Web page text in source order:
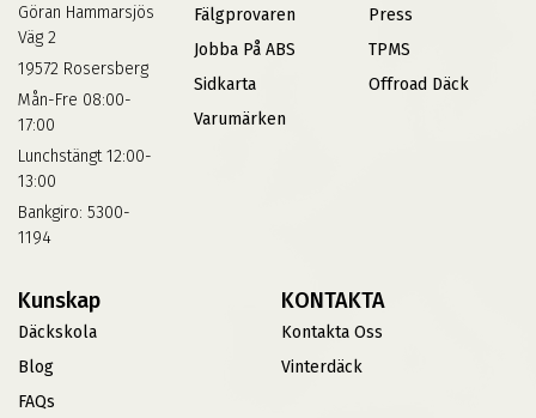
Göran Hammarsjös
Väg 2
19572 Rosersberg
Mån-Fre 08:00-
17:00
Lunchstängt 12:00-
13:00
Bankgiro: 5300-
1194
Fälgprovaren
Jobba På ABS
Sidkarta
Varumärken
Press
TPMS
Offroad Däck
Kunskap
Däckskola
Blog
FAQs
KONTAKTA
Kontakta Oss
Vinterdäck